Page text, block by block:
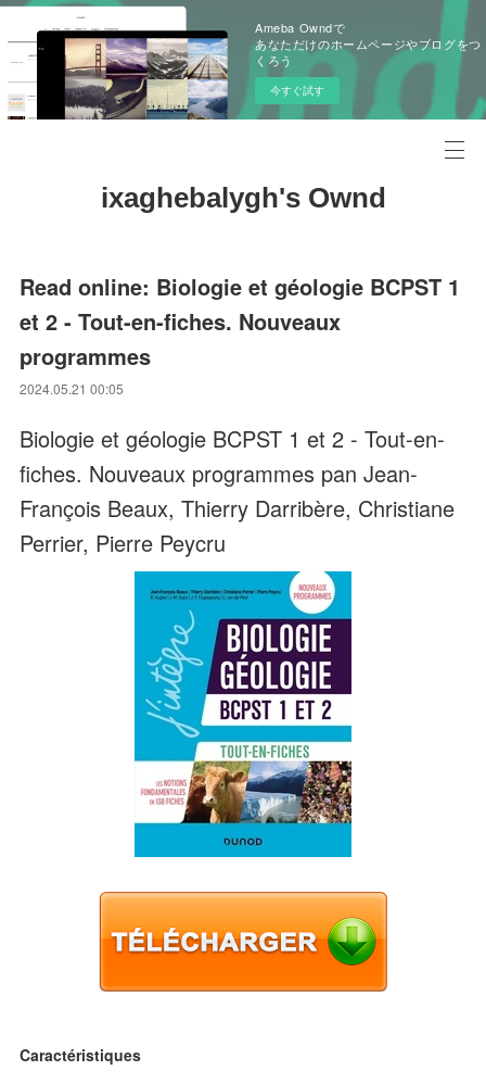
Ameba Owndで
あなただけのホームページやブログをつ
くろう
今すぐ試す
ixaghebalygh's Ownd
Read online: Biologie et géologie BCPST 1
et 2 - Tout-en-fiches. Nouveaux
programmes
2024.05.21 00:05
Biologie et géologie BCPST 1 et 2 - Tout-en-
fiches. Nouveaux programmes pan Jean-
François Beaux, Thierry Darribère, Christiane
Perrier, Pierre Peycru
Caractéristiques